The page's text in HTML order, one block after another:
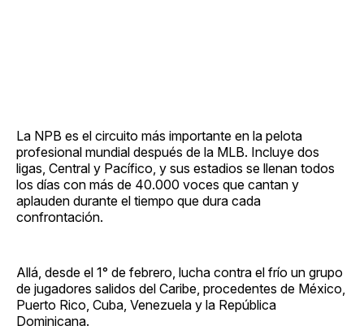
La NPB es el circuito más importante en la pelota
profesional mundial después de la MLB. Incluye dos
ligas, Central y Pacífico, y sus estadios se llenan todos
los días con más de 40.000 voces que cantan y
aplauden durante el tiempo que dura cada
confrontación.
Allá, desde el 1° de febrero, lucha contra el frío un grupo
de jugadores salidos del Caribe, procedentes de México,
Puerto Rico, Cuba, Venezuela y la República
Dominicana.